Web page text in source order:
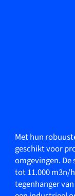
Met hun
geschikt voor
omgevingen.
tot 11.000 m3n/
tegenhanger